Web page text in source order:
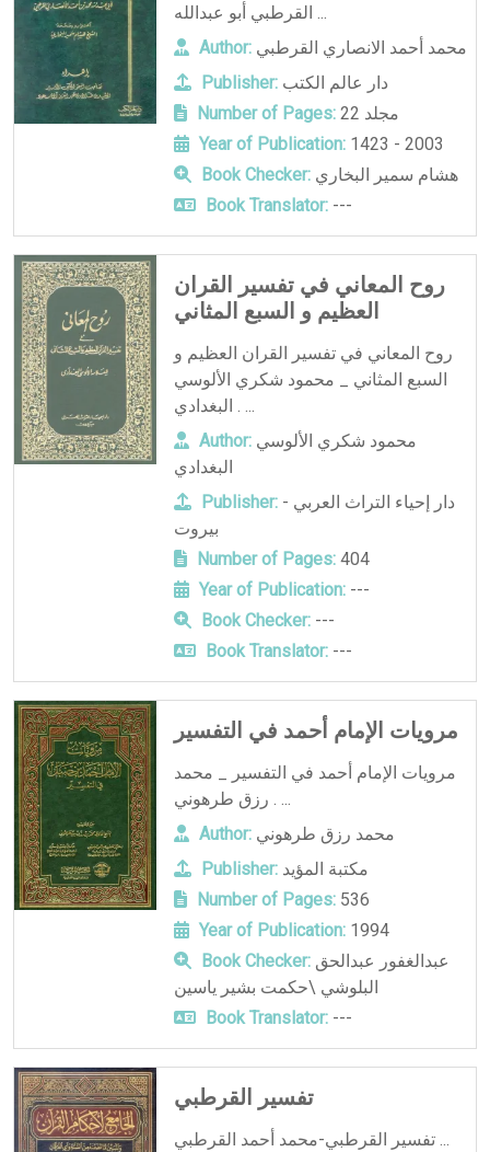
القرطبي أبو عبدالله ...
Author: محمد أحمد الانصاري القرطبي
Publisher: دار عالم الكتب
Number of Pages:
22 مجلد
Year of Publication:1423 - 2003
Book Checker: هشام سمير البخاري
Book Translator:---
روح المعاني في تفسير القران
العظيم و السبع المثاني
روح المعاني في تفسير القران العظيم و
السبع المثاني _ محمود شكري الألوسي
البغدادي . ...
Author: محمود شكري الألوسي
البغدادي
Publisher: دار إحياء التراث العربي -
بيروت
Number of Pages:404
Year of Publication:---
Book Checker:---
Book Translator:---
مرويات الإمام أحمد في التفسير
مرويات الإمام أحمد في التفسير _ محمد
رزق طرهوني . ...
Author: محمد رزق طرهوني
Publisher: مكتبة المؤيد
Number of Pages:536
Year of Publication:1994
Book Checker:عبدالغفور عبدالحق
البلوشي \حكمت بشير ياسين
Book Translator:---
تفسير القرطبي
تفسير القرطبي-محمد أحمد القرطبي ...